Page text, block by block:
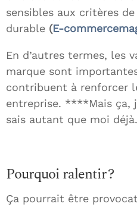
sensibles aux critères
durable (E-
En d’autres termes, les
marque sont
contribuent à renforcer
entreprise. ****Mais ça,
sais autant que moi déjà.
Pourquoi ralentir ?
Ça pourrait être